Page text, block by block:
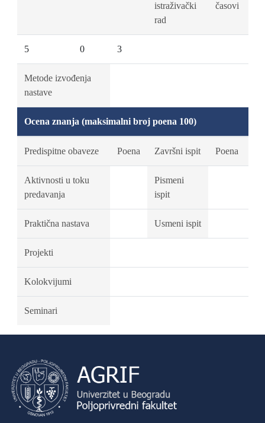
istraživački
rad
časovi
5 0 3
Metode izvođenja
nastave
Ocena znanja (maksimalni broj poena 100)
Predispitne obaveze Poena Završni ispit Poena
Aktivnosti u toku
predavanja
Pismeni
ispit
Praktična nastava Usmeni ispit
Projekti
Kolokvijumi
Seminari